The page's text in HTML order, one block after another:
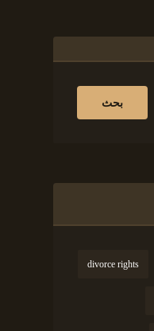
divorce rights